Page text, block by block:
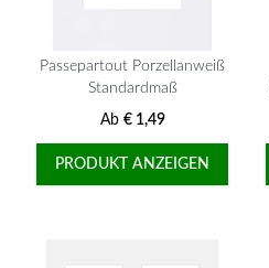
Passepartout Porzellanweiß
Standardmaß
Ab € 1,49
PRODUKT ANZEIGEN